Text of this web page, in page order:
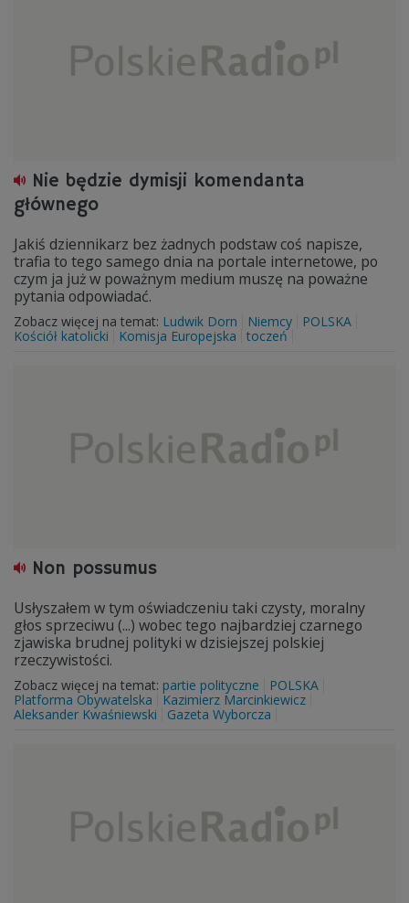
Nie będzie dymisji komendanta
głównego
Jakiś dziennikarz bez żadnych podstaw coś napisze,
trafia to tego samego dnia na portale internetowe, po
czym ja już w poważnym medium muszę na poważne
pytania odpowiadać.
Zobacz więcej na temat: Ludwik Dorn Niemcy
POLSKA
Kościół katolicki
Komisja Europejska toczeń
Non possumus
Usłyszałem w tym oświadczeniu taki czysty, moralny
głos sprzeciwu (...) wobec tego najbardziej czarnego
zjawiska brudnej polityki w dzisiejszej polskiej
rzeczywistości.
Zobacz więcej na temat: partie polityczne
POLSKA
Platforma Obywatelska
Kazimierz Marcinkiewicz
Aleksander Kwaśniewski
Gazeta Wyborcza